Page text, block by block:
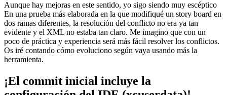
Aunque hay mejoras en este sentido, yo sigo siendo muy escéptico
En una prueba más elaborada en la que modifiqué un story board en
dos ramas diferentes, la resolución del conflicto no era ya tan
evidente y el XML no estaba tan claro. Me imagino que con un
poco de práctica y experiencia será más fácil resolver los conflictos.
Os iré contando cómo evoluciono según vaya usando más la
herramienta.
¡El commit inicial incluye la